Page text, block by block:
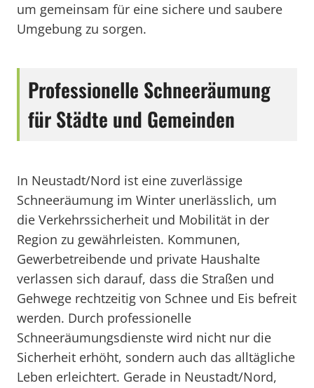
um gemeinsam für eine sichere und saubere
Umgebung zu sorgen.
Professionelle Schneeräumung
für Städte und Gemeinden
In Neustadt/Nord ist eine zuverlässige
Schneeräumung im Winter unerlässlich, um
die Verkehrssicherheit und Mobilität in der
Region zu gewährleisten. Kommunen,
Gewerbetreibende und private Haushalte
verlassen sich darauf, dass die Straßen und
Gehwege rechtzeitig von Schnee und Eis befreit
werden. Durch professionelle
Schneeräumungsdienste wird nicht nur die
Sicherheit erhöht, sondern auch das alltägliche
Leben erleichtert. Gerade in Neustadt/Nord,